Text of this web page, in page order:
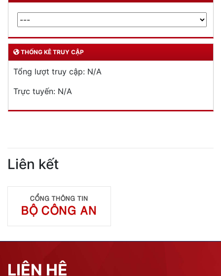
THỐNG KÊ TRUY CẬP
Tổng lượt truy cập: N/A
Trực tuyến: N/A
Liên kết
LIÊN HỆ